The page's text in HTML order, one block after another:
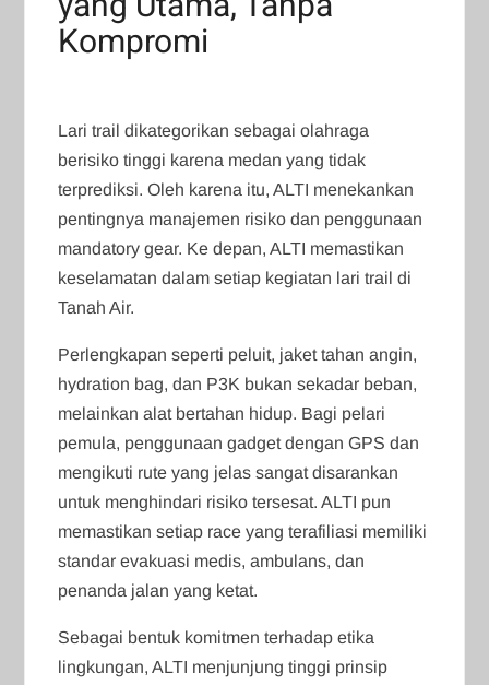
Kompromi
Lari trail dikategorikan sebagai olahraga
berisiko tinggi karena medan yang tidak
terprediksi. Oleh karena itu, ALTI menekankan
pentingnya manajemen risiko dan penggunaan
mandatory gear. Ke depan, ALTI memastikan
keselamatan dalam setiap kegiatan lari trail di
Tanah Air.
Perlengkapan seperti peluit, jaket tahan angin,
hydration bag, dan P3K bukan sekadar beban,
melainkan alat bertahan hidup. Bagi pelari
pemula, penggunaan gadget dengan GPS dan
mengikuti rute yang jelas sangat disarankan
untuk menghindari risiko tersesat. ALTI pun
memastikan setiap race yang terafiliasi memiliki
standar evakuasi medis, ambulans, dan
penanda jalan yang ketat.
Sebagai bentuk komitmen terhadap etika
lingkungan, ALTI menjunjung tinggi prinsip